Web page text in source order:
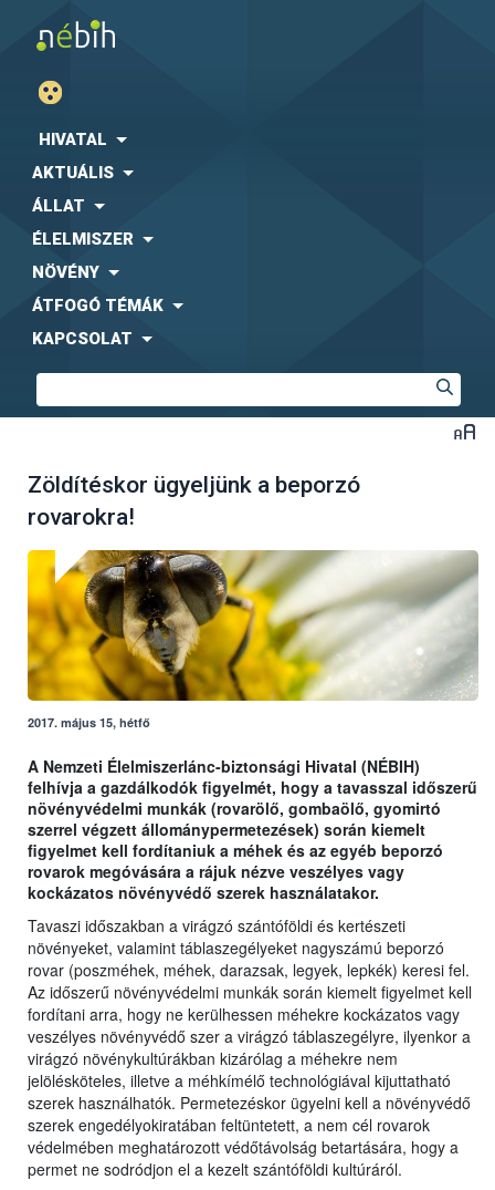
HIVATAL
AKTUÁLIS
ÁLLAT
ÉLELMISZER
NÖVÉNY
ÁTFOGÓ TÉMÁK
KAPCSOLAT
Zöldítéskor ügyeljünk a beporzó
rovarokra!
2017. május 15, hétfő
A Nemzeti Élelmiszerlánc-biztonsági Hivatal (NÉBIH)
felhívja a gazdálkodók figyelmét, hogy a tavasszal időszerű
növényvédelmi munkák (rovarölő, gombaölő, gyomirtó
szerrel végzett állománypermetezések) során kiemelt
figyelmet kell fordítaniuk a méhek és az egyéb beporzó
rovarok megóvására a rájuk nézve veszélyes vagy
kockázatos növényvédő szerek használatakor.
Tavaszi időszakban a virágzó szántóföldi és kertészeti
növényeket, valamint táblaszegélyeket nagyszámú beporzó
rovar (poszméhek, méhek, darazsak, legyek, lepkék) keresi fel.
Az időszerű növényvédelmi munkák során kiemelt figyelmet kell
fordítani arra, hogy ne kerülhessen méhekre kockázatos vagy
veszélyes növényvédő szer a virágzó táblaszegélyre, ilyenkor a
virágzó növénykultúrákban kizárólag a méhekre nem
jelölésköteles, illetve a méhkímélő technológiával kijuttatható
szerek használhatók. Permetezéskor ügyelni kell a növényvédő
szerek engedélyokiratában feltüntetett, a nem cél rovarok
védelmében meghatározott védőtávolság betartására, hogy a
permet ne sodródjon el a kezelt szántóföldi kultúráról.